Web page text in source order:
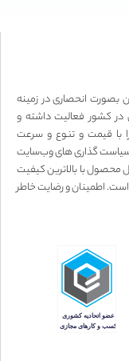
شیائومی ۳۶۰ از سال 1398 تا کنون بصورت انحصاری در زمینه
کشور فعالیت داشته و
با قیمت و تنوع و سرعت
سیاست گذاری های وب‌سایت
محصول با بالاترین کیفیت
اطمینان و رضایت خاطر